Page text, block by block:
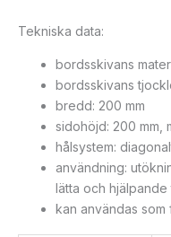
Tekniska data:
bordsskivans
bordsskivans
bredd: 200 mm
sidohöjd: 200 mm,
hålsystem:
användning:
lätta och hjälpande
kan användas